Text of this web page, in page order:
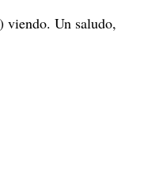
viendo. Un saludo,